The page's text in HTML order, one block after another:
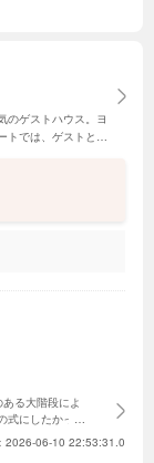
のゲストハウス。ヨ
トでは、ゲストとの
る大階段によ
式にしたかった
できてとても満
時間がとても
2026-06-10 22:53:31.0